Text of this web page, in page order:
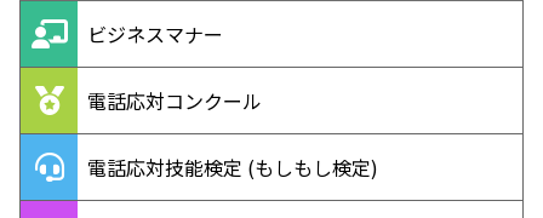
ビジネスマナー
電話応対コンクール
電話応対技能検定 (もしもし検定)